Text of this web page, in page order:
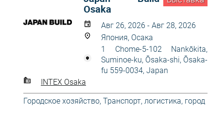
Osaka
Авг 26, 2026 - Авг 28, 2026
Япония, Осака
1 Chome-5-102 Nankōkita,
Suminoe-ku, Ōsaka-shi, Ōsaka-
fu 559-0034, Japan
INTEX Osaka
Городское хозяйство, Транспорт, логистика, город